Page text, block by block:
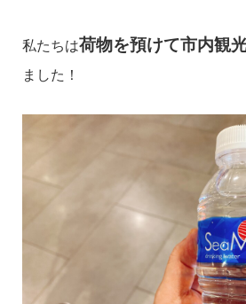
私たちは荷物を預けて市内観
ました！